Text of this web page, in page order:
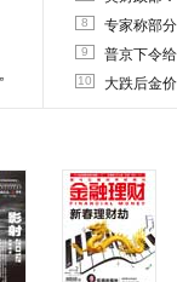
8 专家称部
9 普京下令
10 大跌后金